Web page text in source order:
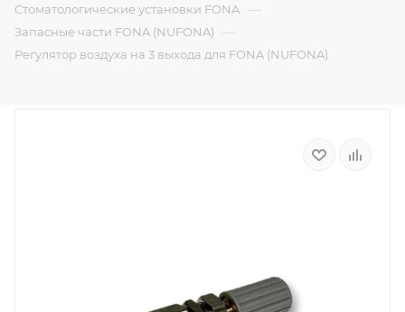
Стоматологические установки FONA —
Запасные части FONA (NUFONA) —
Регулятор воздуха на 3 выхода для FONA (NUFONA)